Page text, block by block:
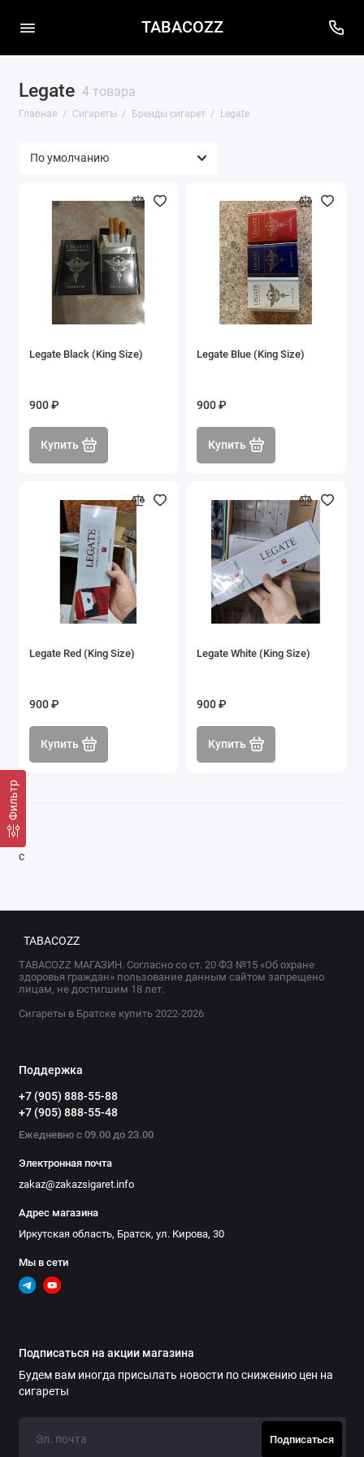
TABACOZZ
Legate 4 товара
Главная Сигареты Бренды сигарет Legate
Фильтр
Legate Black (King Size)
900 ₽
Купить
Legate Blue (King Size)
900 ₽
Купить
Legate Red (King Size)
900 ₽
Купить
Legate White (King Size)
900 ₽
Купить
с
TABACOZZ
TABACOZZ МАГАЗИН. Согласно со ст. 20 ФЗ №15 «Об охране
здоровья граждан» пользование данным сайтом запрещено
лицам, не достигшим 18 лет.
Сигареты в Братске купить 2022-2026
Поддержка
+7 (905) 888-55-88
+7 (905) 888-55-48
Ежедневно с 09.00 до 23.00
Электронная почта
zakaz@zakazsigaret.info
Адрес магазина
Иркутская область, Братск, ул. Кирова, 30
Мы в сети
Подписаться на акции магазина
Будем вам иногда присылать новости по снижению цен на
сигареты
Подписаться